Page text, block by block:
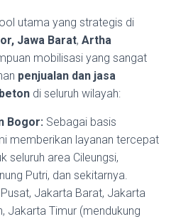
utama yang strategis di
Jawa Barat, Artha
mobilisasi yang sangat
penjualan dan jasa
di seluruh wilayah:
Bogor: Sebagai basis
memberikan layanan tercepat
seluruh area Cileungsi,
Putri, dan sekitarnya.
Jakarta Barat, Jakarta
Jakarta Timur (mendukung